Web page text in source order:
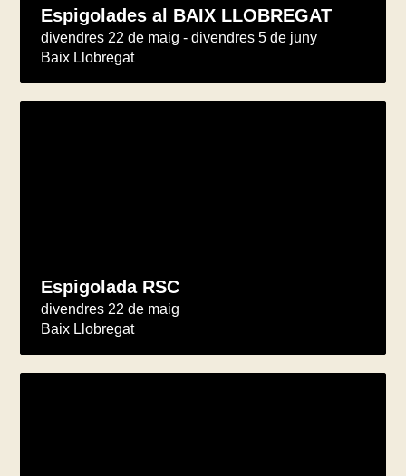
Espigolades al BAIX LLOBREGAT
divendres 22 de maig - divendres 5 de juny
Baix Llobregat
Espigolada RSC
divendres 22 de maig
Baix Llobregat